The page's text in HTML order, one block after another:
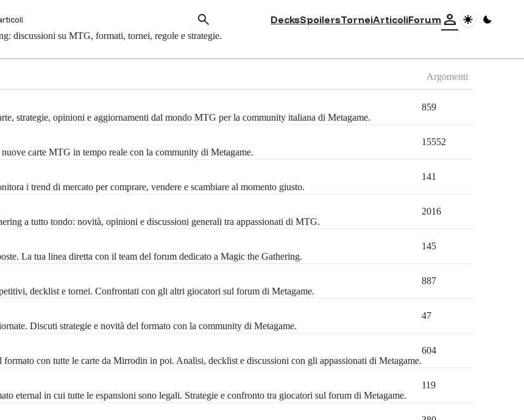
DecksSpoilersTorneiArticoliForum person
discussioni su MTG, formati, tornei, regole e strategie.
Argomenti
strategie, opinioni e aggiornamenti dal mondo MTG per la community italiana di Metagame.
859
carte MTG in tempo reale con la community di Metagame.
15552
i trend di mercato per comprare, vendere e scambiare al momento giusto.
141
a tutto tondo: novità, opinioni e discussioni generali tra appassionati di MTG.
2016
La tua linea diretta con il team del forum dedicato a Magic the Gathering.
145
decklist e tornei. Confrontati con gli altri giocatori sul forum di Metagame.
887
Discuti strategie e novità del formato con la community di Metagame.
47
con tutte le carte da Mirrodin in poi. Analisi, decklist e discussioni con gli appassionati di Metagame.
604
eternal in cui tutte le espansioni sono legali. Strategie e confronto tra giocatori sul forum di Metagame.
119